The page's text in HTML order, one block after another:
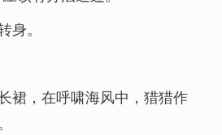
。
裙，在呼啸海风中，猎猎作